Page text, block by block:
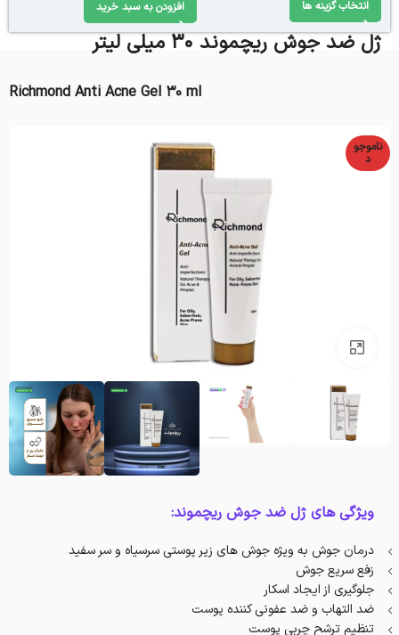
انتخاب گزینه ها افزودن به سبد خرید
ژل ضد جوش ریچموند 30 میلی لیتر
Richmond Anti Acne Gel 30 ml
ناموجو
د
ویژگی های ژل ضد جوش ریچموند:
درمان جوش به ویژه جوش های زیر پوستی سرسیاه و سر سفید
زفع سریع جوش
جلوگیری از ایجاد اسکار
ضد التهاب و ضد عفونی کننده پوست
تنظیم ترشح چربی پوست